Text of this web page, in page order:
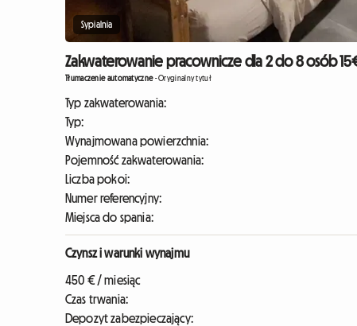
Sypialnia
Zakwaterowanie pracownicze dla 2 do 8 osób
Tłumaczenie automatyczne-Oryginalny tytuł
Typ zakwaterowania:
Typ:
Wynajmowana powierzchnia:
Pojemność zakwaterowania:
Liczba pokoi:
Numer referencyjny:
Miejsca do spania:
Czynsz i warunki wynajmu
450 € / miesiąc
Czas trwania:
Depozyt zabezpieczający: